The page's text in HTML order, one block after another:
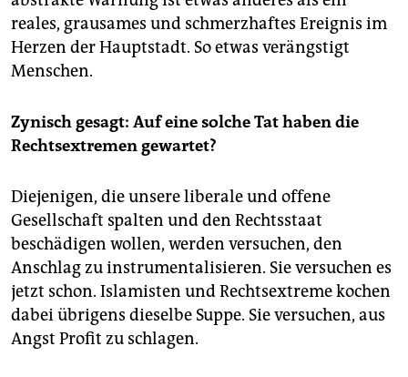
reales, grausames und schmerzhaftes Ereignis im
Herzen der Hauptstadt. So etwas verängstigt
Menschen.
Zynisch gesagt: Auf eine solche Tat haben die
Rechtsextremen gewartet?
Diejenigen, die unsere liberale und offene
Gesellschaft spalten und den Rechtsstaat
beschädigen wollen, werden versuchen, den
Anschlag zu instrumentalisieren. Sie versuchen es
jetzt schon. Islamisten und Rechtsextreme kochen
dabei übrigens dieselbe Suppe. Sie versuchen, aus
Angst Profit zu schlagen.